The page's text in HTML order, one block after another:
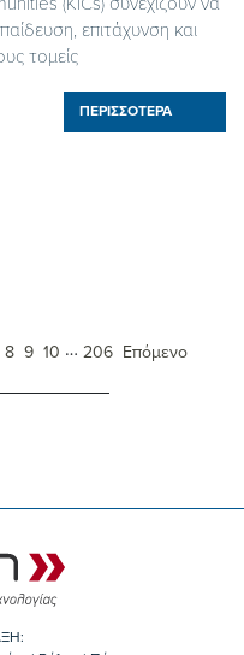
επιτάχυνση και
τομείς
ΠΕΡΙΣΣΟΤΕΡΑ
8 9 10 … 206 Επόμενο